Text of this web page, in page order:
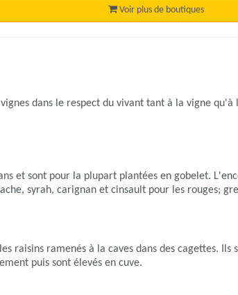
Voir plus de boutiques
dans le respect du vivant tant à la vigne qu'à
et sont pour la plupart plantées en gobelet.
syrah, carignan et cinsault pour les rouges;
raisins ramenés à la caves dans des cagettes.
puis sont élevés en cuve.